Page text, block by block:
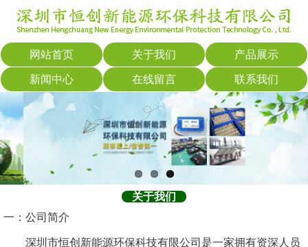
网站首页 关于我们 产品展示
新闻中心 在线留言 联系我们
关于我们
一：公司简介
深圳市恒创新能源环保科技有限公司是一家拥有资深人员